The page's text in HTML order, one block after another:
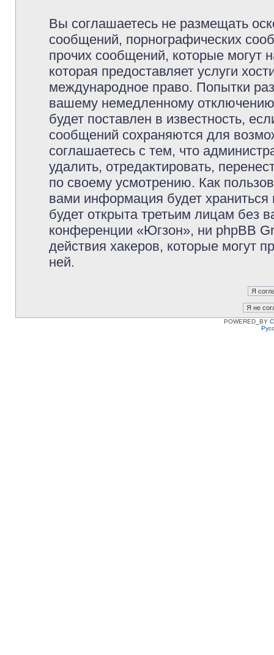
Вы соглашаетесь не размещать
сообщений, порнографических
прочих сообщений, которые могут
которая предоставляет услуги
международное право. Попытки
вашему немедленному
будет поставлен в известность,
сообщений сохраняются для
соглашаетесь с тем, что
удалить, отредактировать,
по своему усмотрению. Как
вами информация будет
будет открыта третьим лицам без
конференции «Югзон», ни phpBB
действия хакеров, которые могут
ней.
POWERED_BY